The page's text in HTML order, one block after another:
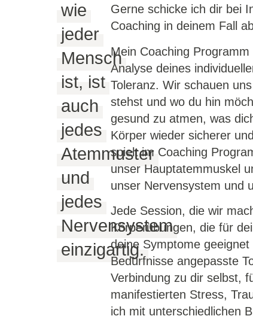
wie
jeder
Mensch
ist, ist
auch
jedes
Atemmuster
und
jedes
Nervensystem
einzigartig.
Gerne schicke ich dir bei
Coaching in deinem Fall
Mein Coaching
Analyse deines
Toleranz. Wir schauen
stehst und wo du hin
gesund zu atmen, was
Körper wieder sicherer
spielt im Coaching
unser Hauptatemmuskel
unser Nervensystem und
Jede Session, die wir
Körperübungen, die für
deine Symptome
Bedürfnisse angepasste
Verbindung zu dir selbst,
manifestierten Stress,
ich mit unterschiedlichen